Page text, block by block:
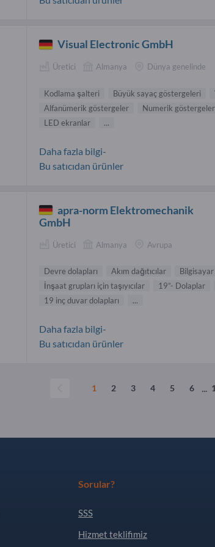
Visual Electronic GmbH
Üretici Almanya Dünya genelinde
Kodlama şalteri Büyük sayaç göstergeleri
Alfanümerik göstergeler
Numerik göstergeler
LED ekranlar
...
Daha fazla bilgi-
Bu satıcıdan ürünler
apra-norm Elektromechanik
GmbH
Üretici Almanya Avrupa
Devre dolapları Akım dağıtıcılar
Bilgisayar
İnşaat grupları için taşıyıcılar
19”- Dolaplar
19 inç duvar dolapları
...
Daha fazla bilgi-
Bu satıcıdan ürünler
1 2 3 4 5 6 ...
Sorular?
SSS
Hizmet teklifimiz